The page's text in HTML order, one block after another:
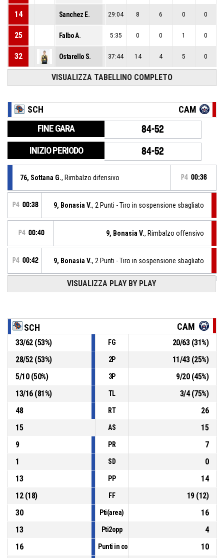
14 Sanchez E. 29:04 8 6 0 0
25 Falbo A. 5:35 0 0 1 0
32 Ostarello S. 37:44 14 4 5 0
VISUALIZZA TABELLINO COMPLETO
SCH CAM
FINE GARA 84-52
INIZIO PERIODO 84-52
76, Sottana G., Rimbalzo difensivo P4 00:36
P4 00:38 9, Bonasia V., 2 Punti - Tiro in sospensione sbagliato
P4 00:40 9, Bonasia V., Rimbalzo offensivo
P4 00:42 9, Bonasia V., 2 Punti - Tiro in sospensione sbagliato
, Tiro libero 2 di 2 realizzato
Famila Wuber Schio- avanti di 32 84-52
76, Sottana G., Tiro libero 1 di 2 sbagliato
76, Sottana G. P4 00:51
P4 00:51 , Fallo personale
VISUALIZZA PLAY BY PLAY
SCH CAM
33/62(53%) FG 20/63(31%)
28/52(53%) 2P 11/43(25%)
5/10(50%) 3P 9/20(45%)
13/16(81%) TL 3/4(75%)
48
RT
26
15
AS
15
9
PR
7
1
SD
0
13
PP
14
12(18) FF 19(12)
30
Pti(area)
16
13
Pti2opp
4
16
Punti in contropiede
10